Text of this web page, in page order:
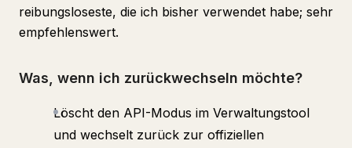
reibungsloseste, die ich bisher verwendet habe; sehr
empfehlenswert.
Was, wenn ich zurückwechseln möchte?
Löscht den API-Modus im Verwaltungstool
und wechselt zurück zur offiziellen